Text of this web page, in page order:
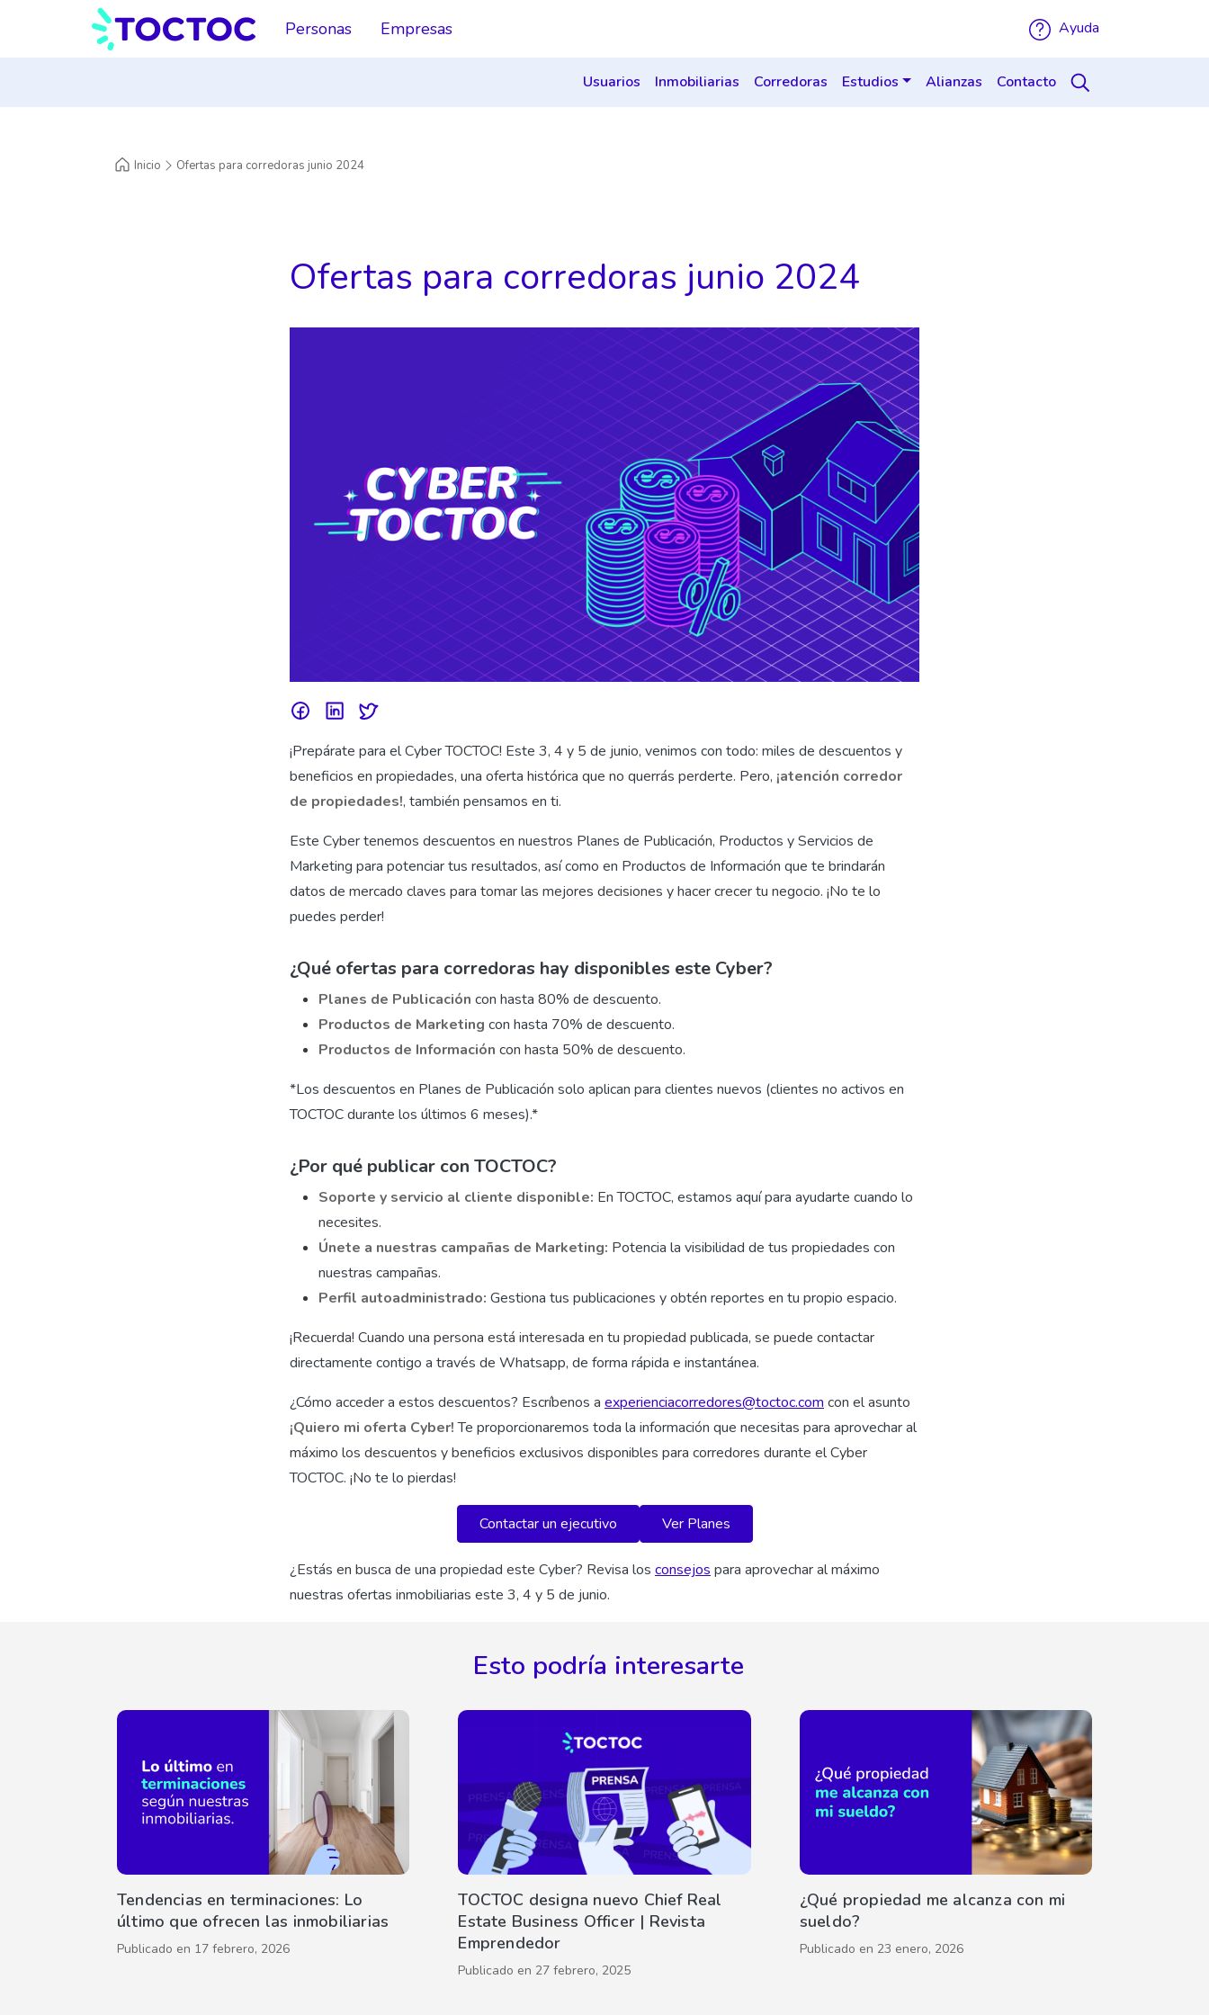
Personas Empresas Ayuda
Usuarios Inmobiliarias Corredoras Estudios Alianzas Contacto
Inicio Ofertas para corredoras junio 2024
Ofertas para corredoras junio 2024
¡Prepárate para el Cyber TOCTOC! Este 3, 4 y 5 de junio, venimos con todo: miles de descuentos y
beneficios en propiedades, una oferta histórica que no querrás perderte. Pero, ¡atención corredor
de propiedades!, también pensamos en ti.
Este Cyber tenemos descuentos en nuestros Planes de Publicación, Productos y Servicios de
Marketing para potenciar tus resultados, así como en Productos de Información que te brindarán
datos de mercado claves para tomar las mejores decisiones y hacer crecer tu negocio. ¡No te lo
puedes perder!
¿Qué ofertas para corredoras hay disponibles este Cyber?
Planes de Publicación con hasta 80% de descuento.
Productos de Marketing con hasta 70% de descuento.
Productos de Información con hasta 50% de descuento.
*Los descuentos en Planes de Publicación solo aplican para clientes nuevos (clientes no activos en
TOCTOC durante los últimos 6 meses).*
¿Por qué publicar con TOCTOC?
Soporte y servicio al cliente disponible: En TOCTOC, estamos aquí para ayudarte cuando lo
necesites.
Únete a nuestras campañas de Marketing: Potencia la visibilidad de tus propiedades con
nuestras campañas.
Perfil autoadministrado: Gestiona tus publicaciones y obtén reportes en tu propio espacio.
¡Recuerda! Cuando una persona está interesada en tu propiedad publicada, se puede contactar
directamente contigo a través de Whatsapp, de forma rápida e instantánea.
¿Cómo acceder a estos descuentos? Escríbenos a experienciacorredores@toctoc.com con el asunto
¡Quiero mi oferta Cyber!Te proporcionaremos toda la información que necesitas para aprovechar al
máximo los descuentos y beneficios exclusivos disponibles para corredores durante el Cyber
TOCTOC. ¡No te lo pierdas!
Contactar un ejecutivo Ver Planes
¿Estás en busca de una propiedad este Cyber? Revisa los consejos para aprovechar al máximo
nuestras ofertas inmobiliarias este 3, 4 y 5 de junio.
Esto podría interesarte
Tendencias en terminaciones: Lo
último que ofrecen las inmobiliarias
Publicado en 17 febrero, 2026
TOCTOC designa nuevo Chief Real
Estate Business Officer | Revista
Emprendedor
Publicado en 27 febrero, 2025
¿Qué propiedad me alcanza con mi
sueldo?
Publicado en 23 enero, 2026